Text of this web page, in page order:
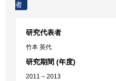
者
研究代表者
竹本 英代
研究期間 (年度)
2011 – 2013